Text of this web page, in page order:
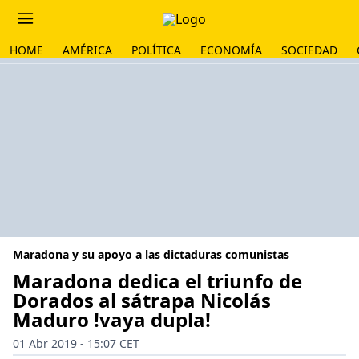
HOME AMÉRICA POLÍTICA ECONOMÍA SOCIEDAD
Maradona y su apoyo a las dictaduras comunistas
Maradona dedica el triunfo de
Dorados al sátrapa Nicolás
Maduro !vaya dupla!
01 Abr 2019 - 15:07 CET